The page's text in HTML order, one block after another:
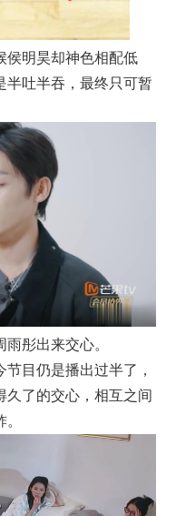
侯明昊却神色相配低
半吐半吞，最终只可暂
彤出来交心。
目仍是播出过半了，
久了的交心，相互之间